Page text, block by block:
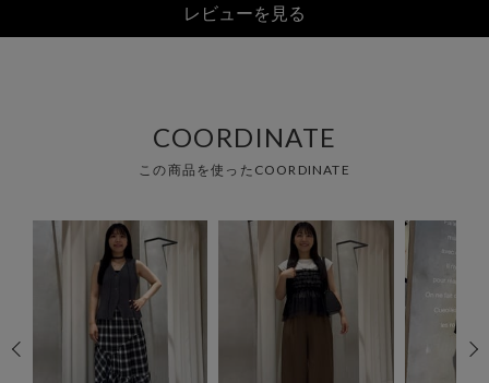
レビューを見る
COORDINATE
この商品を使ったCOORDINATE